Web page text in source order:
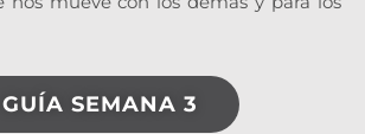
GUÍA SEMANA 3